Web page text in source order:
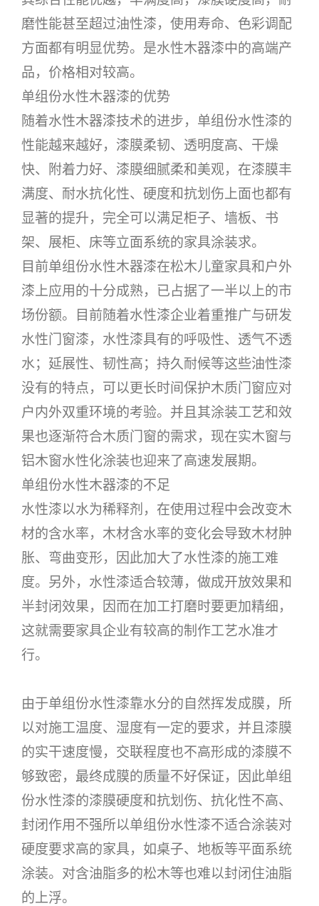
磨性能甚至超过油性漆，使用寿命、色彩调配
方面都有明显优势。是水性木器漆中的高端产
品，价格相对较高。
单组份水性木器漆的优势
随着水性木器漆技术的进步，单组份水性漆的
性能越来越好，漆膜柔韧、透明度高、干燥
快、附着力好、漆膜细腻柔和美观，在漆膜丰
满度、耐水抗化性、硬度和抗划伤上面也都有
显著的提升，完全可以满足柜子、墙板、书
架、展柜、床等立面系统的家具涂装求。
目前单组份水性木器漆在松木儿童家具和户外
漆上应用的十分成熟，已占据了一半以上的市
场份额。目前随着水性漆企业着重推广与研发
水性门窗漆，水性漆具有的呼吸性、透气不透
水；延展性、韧性高；持久耐候等这些油性漆
没有的特点，可以更长时间保护木质门窗应对
户内外双重环境的考验。并且其涂装工艺和效
果也逐渐符合木质门窗的需求，现在实木窗与
铝木窗水性化涂装也迎来了高速发展期。
单组份水性木器漆的不足
水性漆以水为稀释剂，在使用过程中会改变木
材的含水率，木材含水率的变化会导致木材肿
胀、弯曲变形，因此加大了水性漆的施工难
度。另外，水性漆适合较薄，做成开放效果和
半封闭效果，因而在加工打磨时要更加精细，
这就需要家具企业有较高的制作工艺水准才
行。
由于单组份水性漆靠水分的自然挥发成膜，所
以对施工温度、湿度有一定的要求，并且漆膜
的实干速度慢，交联程度也不高形成的漆膜不
够致密，最终成膜的质量不好保证，因此单组
份水性漆的漆膜硬度和抗划伤、抗化性不高、
封闭作用不强所以单组份水性漆不适合涂装对
硬度要求高的家具，如桌子、地板等平面系统
涂装。对含油脂多的松木等也难以封闭住油脂
的上浮。